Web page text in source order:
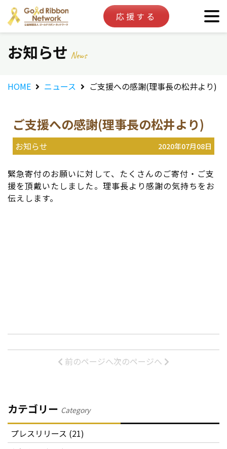
応援する
お知らせ News
HOME ニュース ご支援への感謝(理事長の松井より)
ご支援への感謝(理事長の松井より)
お知らせ 2020年07月08日
緊急寄付のお願いに対して、たくさんのご寄付・ご支
援を頂戴いたしました。理事長より感謝の気持ちをお
伝えします。
前のページへ次のページへ
カテゴリー Category
プレスリリース (21)